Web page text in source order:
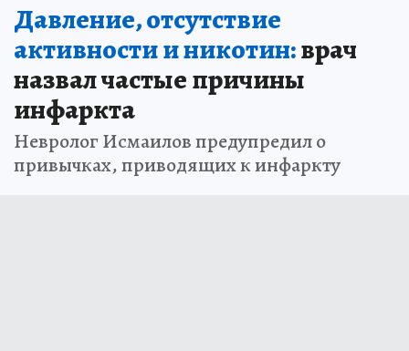
Давление, отсутствие
активности и никотин:врач
назвал частые причины
инфаркта
Невролог Исмаилов предупредил о
привычках, приводящих к инфаркту